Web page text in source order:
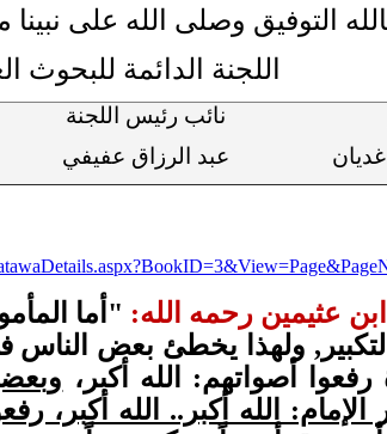
التوفيق وصلى الله على
اللجنة الدائمة للبحوث
نائب رئيس اللجنة
عبد الرزاق عفيفي
عثيمين رحمه الله: "أما
ولهذا يخطئ بعض الناس
رفعوا أصواتهم: الله أكبر،
الله أكبر.. الله أكبر،